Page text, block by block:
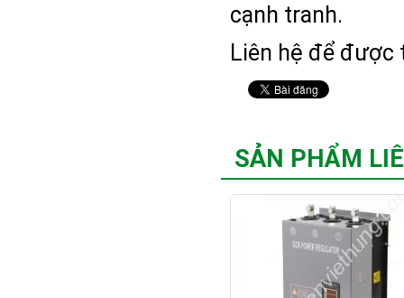
cạnh tranh.
Liên hệ để được
SẢN PHẨM